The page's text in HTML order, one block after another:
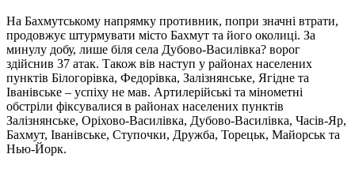
На Бахмутському напрямку противник, попри значні втрати,
продовжує штурмувати місто Бахмут та його околиці. За
минулу добу, лише біля села Дубово-Василівка? ворог
здійснив 37 атак. Також вів наступ у районах населених
пунктів Білогорівка, Федорівка, Залізнянське, Ягідне та
Іванівське – успіху не мав. Артилерійські та мінометні
обстріли фіксувалися в районах населених пунктів
Залізнянське, Оріхово-Василівка, Дубово-Василівка, Часів-Яр,
Бахмут, Іванівське, Ступочки, Дружба, Торецьк, Майорськ та
Нью-Йорк.